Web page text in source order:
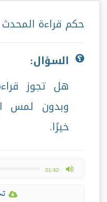
حكم قراءة
السؤال:
هل تجوز
وبدون لمس
خيرًا.
-01:42
max volume